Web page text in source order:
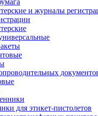
и журналы
для этикет-пистолетов